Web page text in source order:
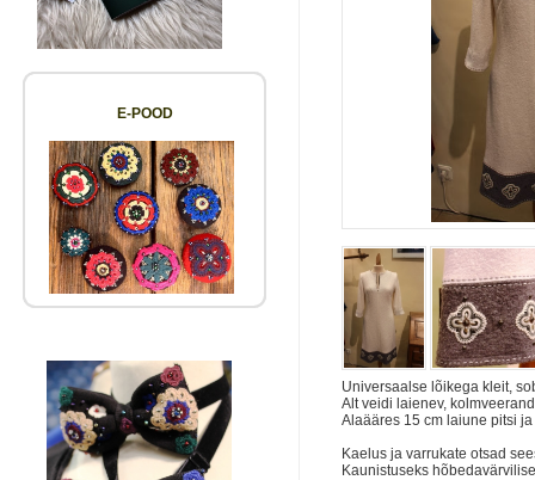
E-POOD
Universaalse lõikega kleit,
Alt veidi laienev,
Alaääres 15 cm laiune pitsi
Kaelus ja varrukate otsad
Kaunistuseks